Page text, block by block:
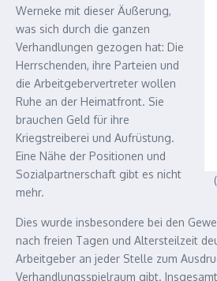
Werneke mit dieser Äußerung,
was sich durch die ganzen
Verhandlungen gezogen hat: Die
Herrschenden, ihre Parteien und
die Arbeitgebervertreter wollen
Ruhe an der Heimatfront. Sie
brauchen Geld für ihre
Kriegstreiberei und Aufrüstung.
Eine Nähe der Positionen und
Sozialpartnerschaft gibt es nicht
mehr.
Dies wurde insbesondere bei den
nach freien Tagen und Altersteilzeit
Arbeitgeber an jeder Stelle zum
Verhandlungsspielraum gibt.